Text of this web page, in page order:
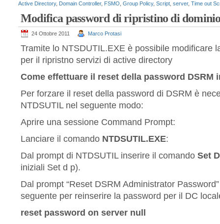
Active Directory, Domain Controller, FSMO Group Policy, Script server, Time out
Modifica password di ripristino di
24 Ottobre 2011 Marco Protasi
Tramite lo NTSDUTIL.EXE è possibile modificare
per il ripristno servizi di active directory
Come effettuare il reset della password DSRM
Per forzare il reset della password di DSRM è
NTDSUTIL nel seguente modo:
Aprire una sessione Command Prompt:
Lanciare il comando NTDSUTIL.EXE:
Dal prompt di NTDSUTIL inserire il comando Set
iniziali Set d p).
Dal prompt “Reset DSRM Administrator
seguente per reinserire la password per il DC
reset password on server null